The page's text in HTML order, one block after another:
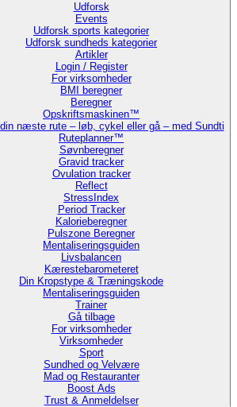
Udforsk
Events
Udforsk sports kategorier
Udforsk sundheds kategorier
Artikler
Login / Register
For virksomheder
BMI beregner
Beregner
Opskriftsmaskinen™
næste rute – løb, cykel eller gå – med Sundti
Ruteplanner™
Søvnberegner
Gravid tracker
Ovulation tracker
Reflect
StressIndex
Period Tracker
Kalorieberegner
Pulszone Beregner
Mentaliseringsguiden
Livsbalancen
Kærestebarometeret
Din Kropstype & Træningskode
Mentaliseringsguiden
Trainer
Gå tilbage
For virksomheder
Virksomheder
Sport
Sundhed og Velvære
Mad og Restauranter
Boost Ads
Trust & Anmeldelser